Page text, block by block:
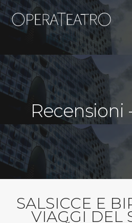
Recensioni
SALSICCE E
VIAGGI DEL